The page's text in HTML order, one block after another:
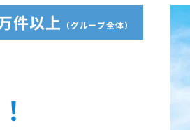
件以上 （グループ全体）